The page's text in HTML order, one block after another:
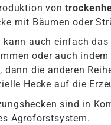
von
mit Bäumen oder
kann auch einfach das
oder auch
dann die anderen
Hecke auf die
sind in
Agroforstsystem.